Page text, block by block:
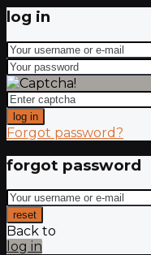
log in
log in
Forgot password?
forgot password
reset
Back to
log in